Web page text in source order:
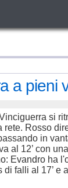
a pieni
si
Rosso
in
al 12’ con
Evandro ha
falli al 17’ e